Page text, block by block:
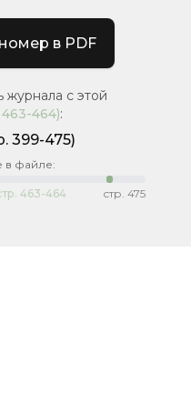
в PDF
журнала с этой
463-464):
399-475)
в файле:
463-464 стр. 475